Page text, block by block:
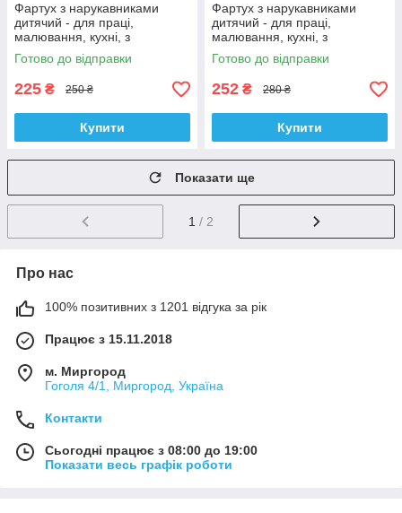
Фартух з нарукавниками
дитячий - для праці,
малювання, кухні, з
вишивкою - плями і фарби,
колір - сірий
Готово до відправки
225 ₴ 250 ₴
Купити
Фартух з нарукавниками
дитячий - для праці,
малювання, кухні, з
вишивкою - палітра і фарби,
колір - червоний
Готово до відправки
252 ₴ 280 ₴
Купити
Показати ще
1 / 2
Про нас
100% позитивних з 1201 відгука за рік
Працює з 15.11.2018
м. Миргород
Гоголя 4/1, Миргород, Україна
Контакти
Сьогодні працює з 08:00 до 19:00
Показати весь графік роботи